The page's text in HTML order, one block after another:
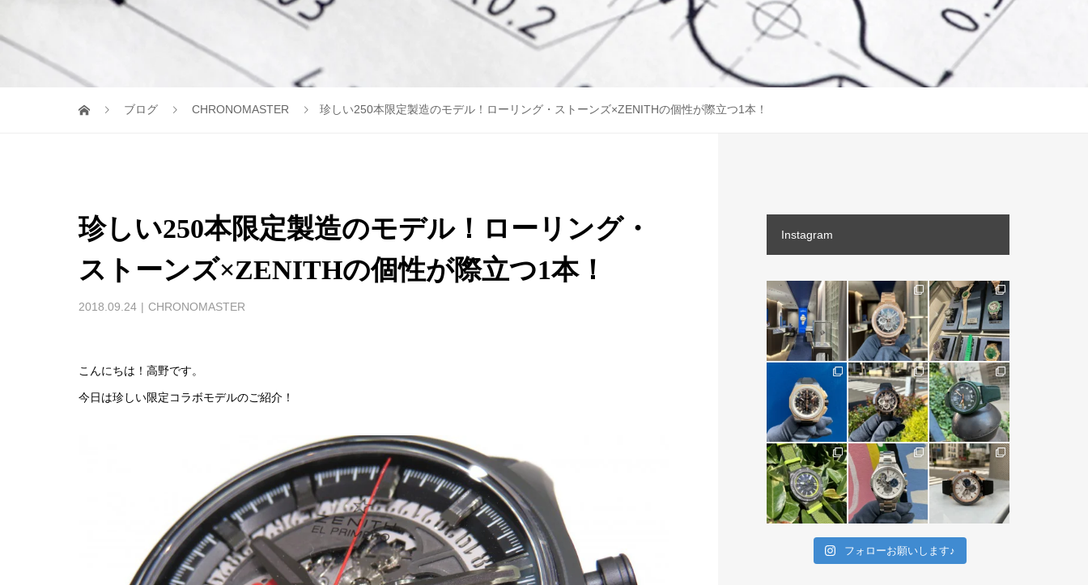
ブログ CHRONOMASTER 珍しい250本限定製造のモデル！ローリング・ストーンズ×ZENITHの個性が際立つ1本！
珍しい250本限定製造のモデル！ローリング・
ストーンズ×ZENITHの個性が際立つ1本！
2018.09.24 CHRONOMASTER
こんにちは！高野です。
今日は珍しい限定コラボモデルのご紹介！
Instagram
フォローお願いします♪